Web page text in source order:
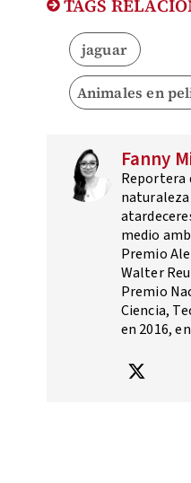
TAGS
jaguar
Animales en
Fanny
Reportera
naturaleza
medio
Premio
Walter
Premio
Ciencia,
en 2016,